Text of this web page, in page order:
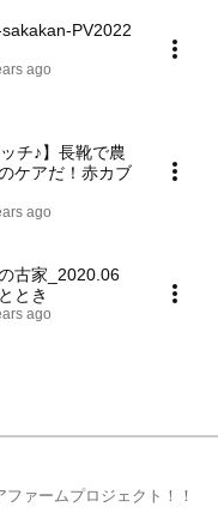
PV2022
ago
チ♪】長靴で農
ケアだ！赤カブ
ago
古家_2020.06
とき
ago
ァームプロジェクト！！